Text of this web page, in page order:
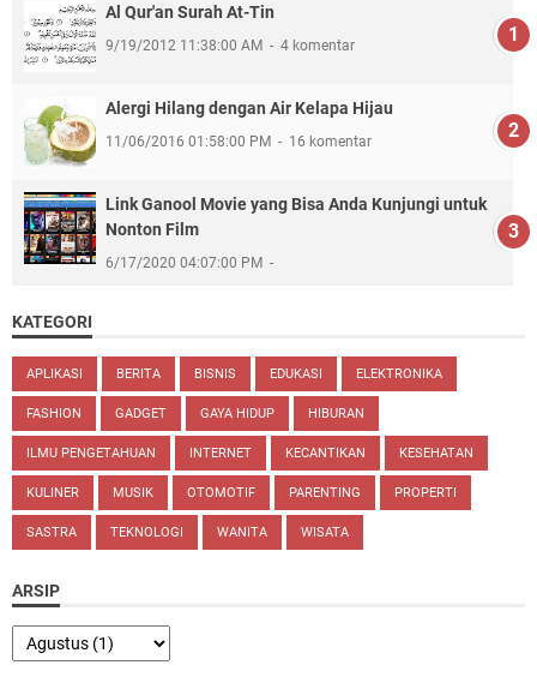
Al Qur'an Surah At-Tin
9/19/2012 11:38:00 AM 4 komentar
Alergi Hilang dengan Air Kelapa Hijau
11/06/2016 01:58:00 PM 16 komentar
Link Ganool Movie yang Bisa Anda Kunjungi untuk
Nonton Film
6/17/2020 04:07:00 PM
KATEGORI
APLIKASI BERITA BISNIS EDUKASI ELEKTRONIKA
FASHION GADGET GAYA HIDUP HIBURAN
ILMU PENGETAHUAN INTERNET KECANTIKAN KESEHATAN
KULINER MUSIK OTOMOTIF PARENTING PROPERTI
SASTRA TEKNOLOGI WANITA WISATA
ARSIP